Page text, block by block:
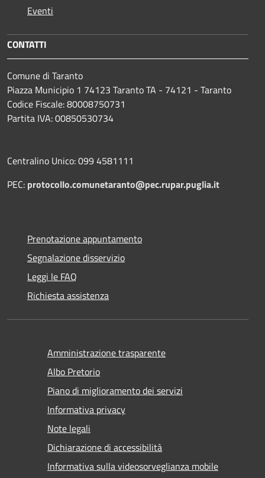
Eventi
CONTATTI
Comune di Taranto
Piazza Municipio 1 74123 Taranto TA - 74121 - Taranto
Codice Fiscale: 80008750731
Partita IVA: 00850530734
Centralino Unico: 099 4581111
PEC: protocollo.comunetaranto@pec.rupar.puglia.it
Prenotazione appuntamento
Segnalazione disservizio
Leggi le FAQ
Richiesta assistenza
Amministrazione trasparente
Albo Pretorio
Piano di miglioramento dei servizi
Informativa privacy
Note legali
Dichiarazione di accessibilità
Informativa sulla videosorveglianza mobile